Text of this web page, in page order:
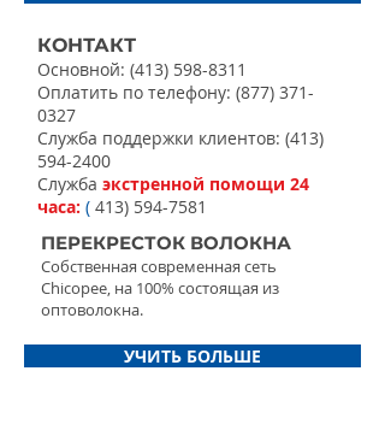
КОНТАКТ
Основной: (413) 598-8311
Оплатить по телефону: (877) 371-
0327
Служба поддержки клиентов: (413)
594-2400
Служба экстренной помощи 24
часа: ( 413) 594-7581
ПЕРЕКРЕСТОК ВОЛОКНА
Собственная современная сеть
Chicopee, на 100% состоящая из
оптоволокна.
УЧИТЬ БОЛЬШЕ